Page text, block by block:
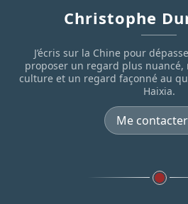
Christophe
J’écris sur la Chine pour
proposer un regard plus nuancé,
culture et un regard façonné au
Haixia.
Me